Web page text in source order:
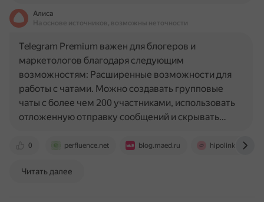
Алиса
На основе источников, возможны неточности
0 perfluence.net blog.maed.ru hipolink.net
Telegram Premium важен для блогеров и
маркетологов благодаря следующим
возможностям: Расширенные возможности для
работы с чатами. Можно создавать групповые
чаты с более чем 200 участниками, использовать
отложенную отправку сообщений и скрывать…
Читать далее